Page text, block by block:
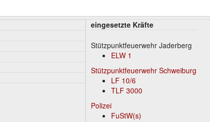
eingesetzte Kräfte
Stützpunktfeuerwehr Jaderberg
ELW 1
Stützpunktfeuerwehr Schweiburg
LF 10/6
TLF 3000
Polizei
FuStW(s)